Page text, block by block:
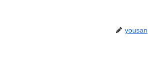
yousan